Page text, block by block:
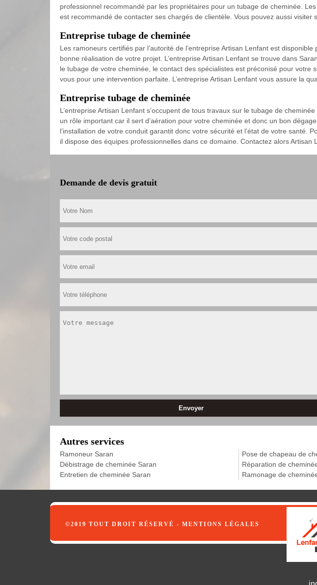
professionnel recommandé par les propriétaires pour un tubage de cheminée.
est recommandé de contacter ses chargés de clientèle. Vous pouvez aussi visiter
Entreprise tubage de cheminée
Les ramoneurs certifiés par l’autorité de l’entreprise Artisan Lenfant est
bonne réalisation de votre projet. L’entreprise Artisan Lenfant se trouve dans
le tubage de votre cheminée, le contact des spécialistes est préconisé pour
vous pour une intervention parfaite. L’entreprise Artisan Lenfant vous assure la
Entreprise tubage de cheminée
L’entreprise Artisan Lenfant s’occupent de tous travaux sur le tubage de
un rôle important car il sert d’aération pour votre cheminée et donc un bon
l’installation de votre conduit garantit donc votre sécurité et l’état de votre santé.
il dispose des équipes professionnelles dans ce domaine. Contactez alors Artisan
Demande de devis gratuit
Autres services
Ramoneur Saran
Débistrage de cheminée Saran
Entretien de cheminée Saran
Pose de chapeau de
Réparation de
Ramonage de
©2019 TOUT DROIT RÉSERVÉ - MENTIONS LÉGALES